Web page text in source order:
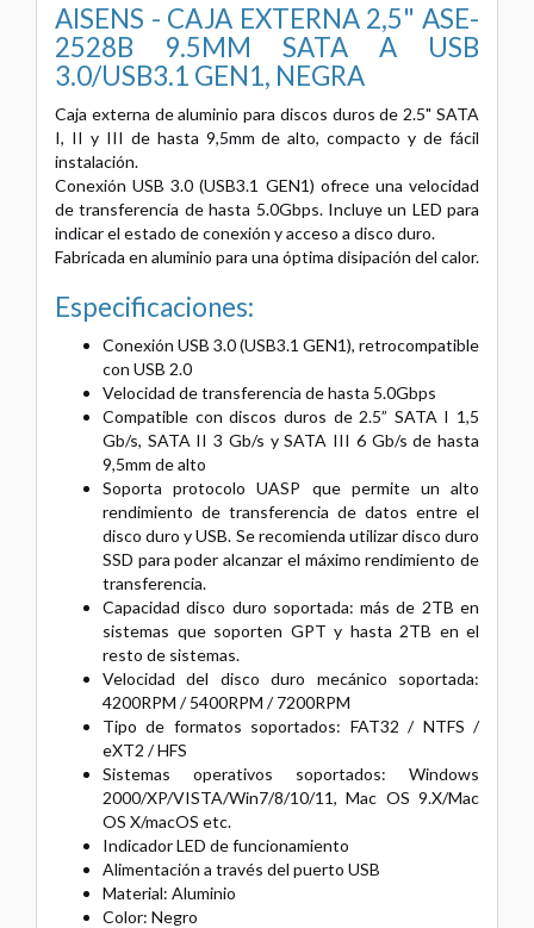
AISENS - CAJA EXTERNA 2,5" ASE-
2528B 9.5MM SATA A USB
3.0/USB3.1 GEN1, NEGRA
Caja externa de aluminio para discos duros de 2.5" SATA
I, II y III de hasta 9,5mm de alto, compacto y de fácil
instalación.
Conexión USB 3.0 (USB3.1 GEN1) ofrece una velocidad
de transferencia de hasta 5.0Gbps. Incluye un LED para
indicar el estado de conexión y acceso a disco duro.
Fabricada en aluminio para una óptima disipación del calor.
Especificaciones:
Conexión USB 3.0 (USB3.1 GEN1), retrocompatible
con USB 2.0
Velocidad de transferencia de hasta 5.0Gbps
Compatible con discos duros de 2.5” SATA I 1,5
Gb/s, SATA II 3 Gb/s y SATA III 6 Gb/s de hasta
9,5mm de alto
Soporta protocolo UASP que permite un alto
rendimiento de transferencia de datos entre el
disco duro y USB. Se recomienda utilizar disco duro
SSD para poder alcanzar el máximo rendimiento de
transferencia.
Capacidad disco duro soportada: más de 2TB en
sistemas que soporten GPT y hasta 2TB en el
resto de sistemas.
Velocidad del disco duro mecánico soportada:
4200RPM / 5400RPM / 7200RPM
Tipo de formatos soportados: FAT32 / NTFS /
eXT2 / HFS
Sistemas operativos soportados: Windows
2000/XP/VISTA/Win7/8/10/11, Mac OS 9.X/Mac
OS X/macOS etc.
Indicador LED de funcionamiento
Alimentación a través del puerto USB
Material: Aluminio
Color: Negro